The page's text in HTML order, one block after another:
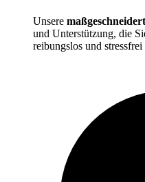
Unsere
und Unterstützung, die
reibungslos und